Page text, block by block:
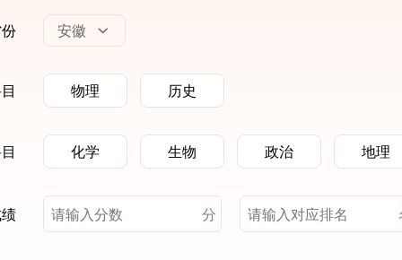
我的志愿表
我的备选
收藏院校
收藏专业
专业测评
性格测评